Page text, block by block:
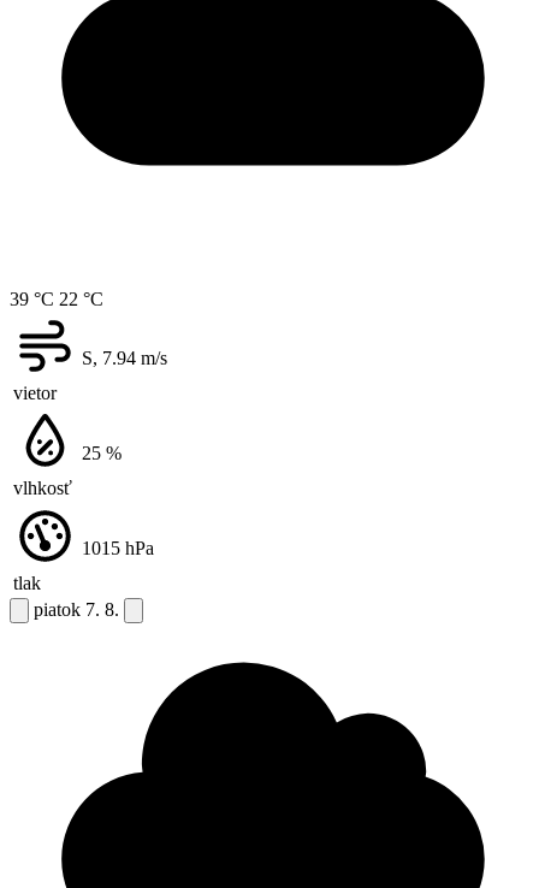
39 °C 22 °C
vietor
S, 7.94 m/s
vlhkosť
25 %
tlak
1015 hPa
piatok 7. 8.